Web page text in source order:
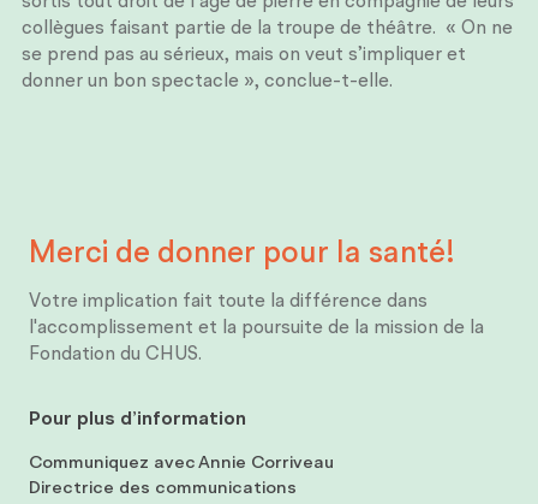
collègues faisant partie de la troupe de théâtre. « On ne
se prend pas au sérieux, mais on veut s’impliquer et
donner un bon spectacle », conclue-t-elle.
Merci de donner pour la santé!
Votre implication fait toute la différence dans
l'accomplissement et la poursuite de la mission de la
Fondation du CHUS.
Pour plus d’information
Communiquez avec Annie Corriveau
Directrice des communications